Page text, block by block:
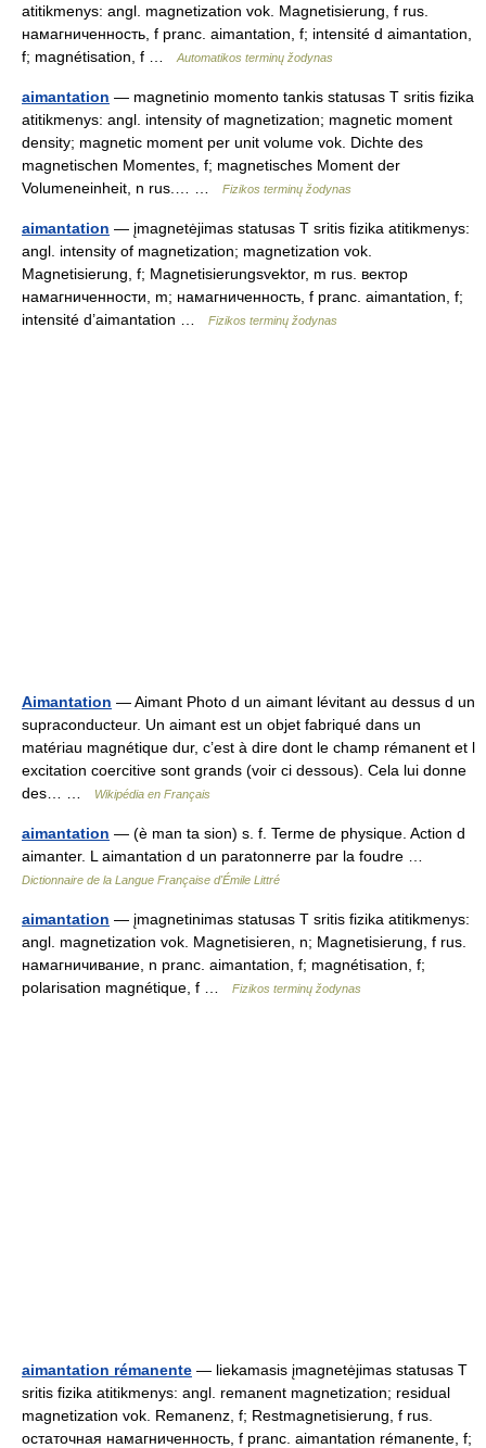
atitikmenys: angl. magnetization vok. Magnetisierung, f rus.
намагниченность, f pranc. aimantation, f; intensité d aimantation,
f; magnétisation, f …
Automatikos terminų žodynas
aimantation — magnetinio momento tankis statusas T sritis fizika
atitikmenys: angl. intensity of magnetization; magnetic moment
density; magnetic moment per unit volume vok. Dichte des
magnetischen Momentes, f; magnetisches Moment der
Volumeneinheit, n rus.… …
Fizikos terminų žodynas
aimantation — įmagnetėjimas statusas T sritis fizika atitikmenys:
angl. intensity of magnetization; magnetization vok.
Magnetisierung, f; Magnetisierungsvektor, m rus. вектор
намагниченности, m; намагниченность, f pranc. aimantation, f;
intensité d’aimantation …
Fizikos terminų žodynas
Aimantation — Aimant Photo d un aimant lévitant au dessus d un
supraconducteur. Un aimant est un objet fabriqué dans un
matériau magnétique dur, c’est à dire dont le champ rémanent et l
excitation coercitive sont grands (voir ci dessous). Cela lui donne
des… …
Wikipédia en Français
aimantation — (è man ta sion) s. f. Terme de physique. Action d
aimanter. L aimantation d un paratonnerre par la foudre …
Dictionnaire de la Langue Française d'Émile Littré
aimantation — įmagnetinimas statusas T sritis fizika atitikmenys:
angl. magnetization vok. Magnetisieren, n; Magnetisierung, f rus.
намагничивание, n pranc. aimantation, f; magnétisation, f;
polarisation magnétique, f …
Fizikos terminų žodynas
aimantation rémanente — liekamasis įmagnetėjimas statusas T
sritis fizika atitikmenys: angl. remanent magnetization; residual
magnetization vok. Remanenz, f; Restmagnetisierung, f rus.
остаточная намагниченность, f pranc. aimantation rémanente, f;